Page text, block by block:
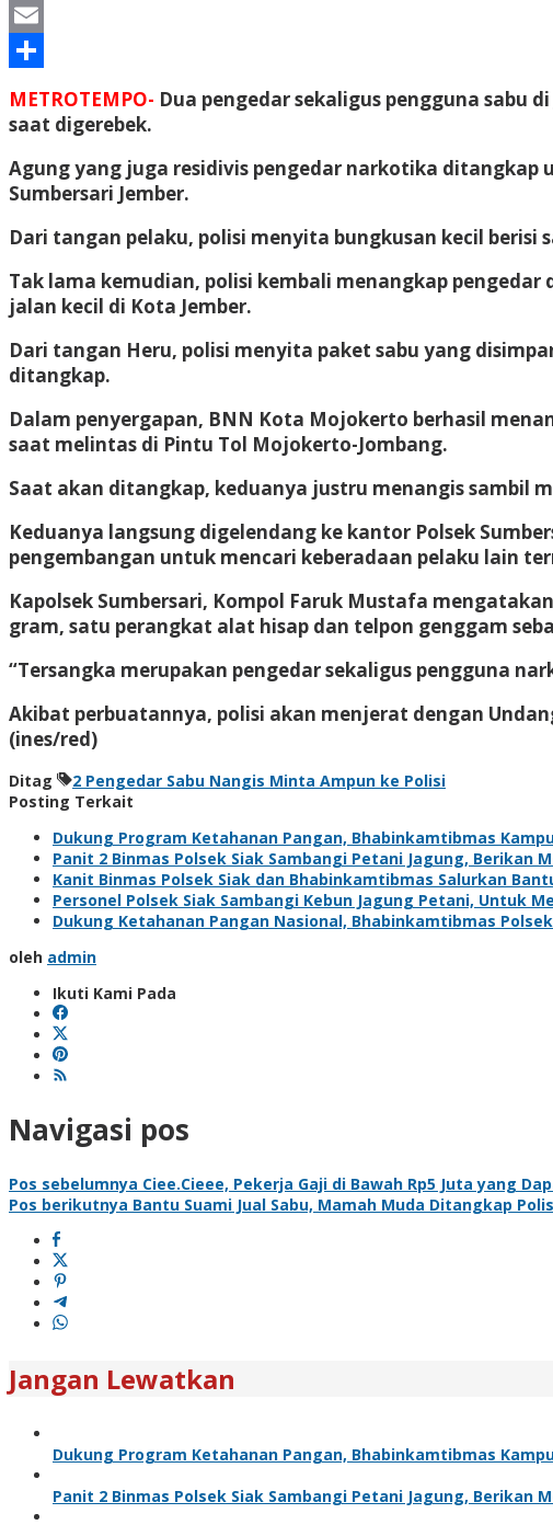
Line
Email
METROTEMPO- Dua pengedar sekaligus pengguna sabu
saat digerebek.
Agung yang juga residivis pengedar narkotika ditangkap
Sumbersari Jember.
Dari tangan pelaku, polisi menyita bungkusan kecil
Tak lama kemudian, polisi kembali menangkap pengedar
jalan kecil di Kota Jember.
Dari tangan Heru, polisi menyita paket sabu yang
ditangkap.
Dalam penyergapan, BNN Kota Mojokerto berhasil
saat melintas di Pintu Tol Mojokerto-Jombang.
Saat akan ditangkap, keduanya justru menangis sambil
Keduanya langsung digelendang ke kantor Polsek
pengembangan untuk mencari keberadaan pelaku lain
Kapolsek Sumbersari, Kompol Faruk Mustafa
gram, satu perangkat alat hisap dan telpon genggam
“Tersangka merupakan pengedar sekaligus pengguna
Akibat perbuatannya, polisi akan menjerat dengan
(ines/red)
Ditag
2 Pengedar Sabu Nangis Minta Ampun ke Polisi
Posting Terkait
Dukung Program Ketahanan Pangan, Bhabinkamtibmas
Panit 2 Binmas Polsek Siak Sambangi Petani Jagung, Berikan
Kanit Binmas Polsek Siak dan Bhabinkamtibmas Salurkan
Personel Polsek Siak Sambangi Kebun Jagung Petani, Untuk
Dukung Ketahanan Pangan Nasional, Bhabinkamtibmas
oleh admin
Ikuti Kami Pada
Navigasi pos
Pos sebelumnya Ciee.Cieee, Pekerja Gaji di Bawah Rp5 Juta yang
Pos berikutnya Bantu Suami Jual Sabu, Mamah Muda Ditangkap
Jangan Lewatkan
Dukung Program Ketahanan Pangan, Bhabinkamtibmas
Panit 2 Binmas Polsek Siak Sambangi Petani Jagung, Berikan